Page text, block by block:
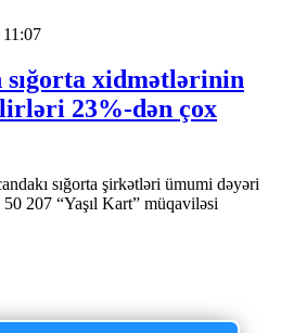
sığorta xidmətlərinin
23%-dən çox
sığorta şirkətləri ümumi dəyəri
207 “Yaşıl Kart” müqaviləsi